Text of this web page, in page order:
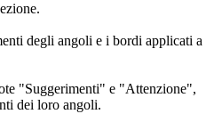
degli angoli e i bordi applicati a
"Suggerimenti" e "Attenzione",
dei loro angoli.